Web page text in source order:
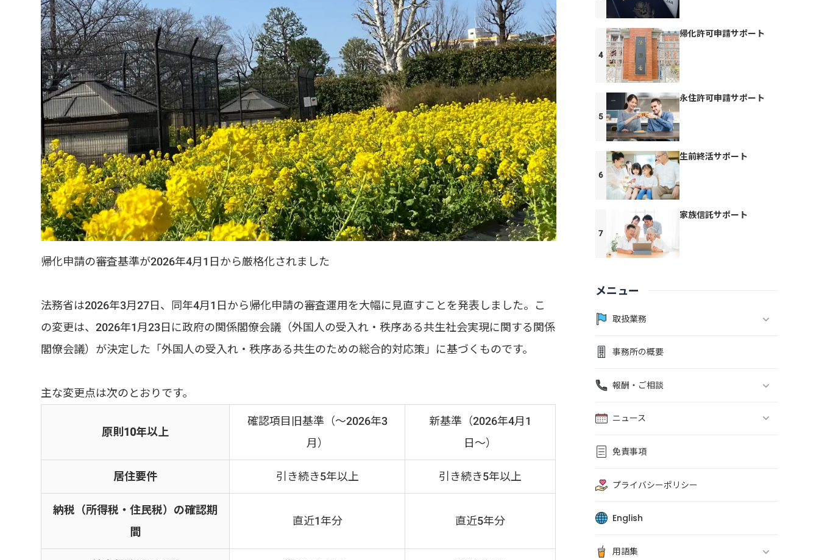
帰化申請の審査基準が2026年4月1日から厳格化されました
法務省は2026年3月27日、同年4月1日から帰化申請の審査運用を大幅に見直すことを発表しました。こ
の変更は、2026年1月23日に政府の関係閣僚会議（外国人の受入れ・秩序ある共生社会実現に関する関係
閣僚会議）が決定した「外国人の受入れ・秩序ある共生のための総合的対応策」に基づくものです。
主な変更点は次のとおりです。
原則10年以上
確認項目旧基準（〜2026年3
月）
新基準（2026年4月1
日〜）
居住要件 引き続き5年以上 引き続き5年以上
納税（所得税・住民税）の確認期
間
直近1年分 直近5年分
帰化許可申請サポート
永住許可申請サポート
生前終活サポート
家族信託サポート
メニュー
取扱業務
事務所の概要
報酬・ご相談
ニュース
免責事項
プライバシーポリシー
English
用語集